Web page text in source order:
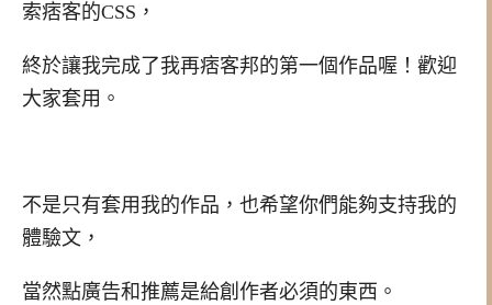
索痞客的CSS，
終於讓我完成了我再痞客邦的第一個作品喔！歡迎
大家套用。
不是只有套用我的作品，也希望你們能夠支持我的
體驗文，
當然點廣告和推薦是給創作者必須的東西。